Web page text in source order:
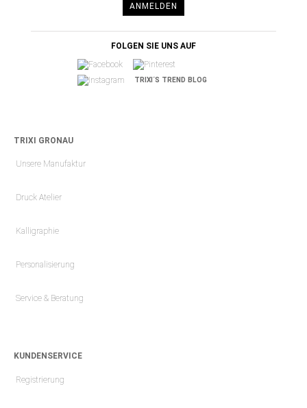
ANMELDEN
FOLGEN SIE UNS AUF
TRIXI´S TREND BLOG
TRIXI GRONAU
Unsere Manufaktur
Druck Atelier
Kalligraphie
Personalisierung
Service & Beratung
KUNDENSERVICE
Registrierung